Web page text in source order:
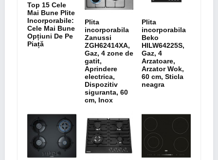
Top 15 Cele
Mai Bune Plite
Incorporabile:
Cele Mai Bune
Opțiuni De Pe
Piață
Plita
incorporabila
Zanussi
ZGH62414XA,
Gaz, 4 zone de
gatit,
Aprindere
electrica,
Dispozitiv
siguranta, 60
cm, Inox
Plita
incorporabila
Beko
HILW64225S,
Gaz, 4
Arzatoare,
Arzator Wok,
60 cm, Sticla
neagra